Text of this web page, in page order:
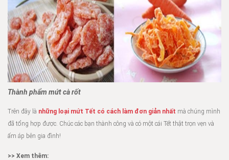
Thành phẩm mứt cà rốt
Trên đây là những loại mứt Tết có cách làm đơn giản nhất mà chúng mình
đã tổng hợp được. Chúc các bạn thành công và có một cái Tết thật trọn vẹn và
ấm áp bên gia đình!
>> Xem thêm: